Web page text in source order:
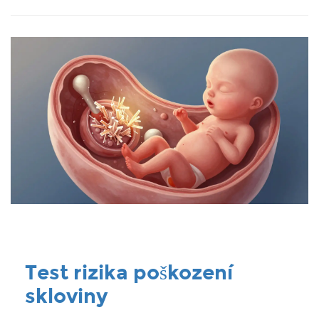
Test rizika poškození
skloviny